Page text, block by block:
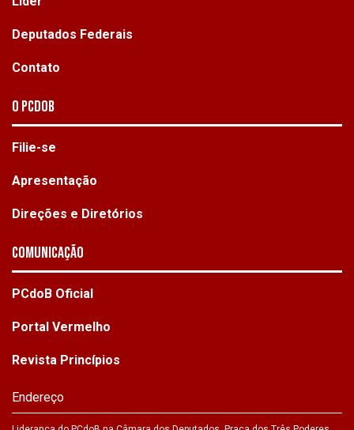
Deputados Federais
Contato
O PCdoB
Filie-se
Apresentação
Direções e Diretórios
Comunicação
PCdoB Oficial
Portal Vermelho
Revista Princípios
Endereço